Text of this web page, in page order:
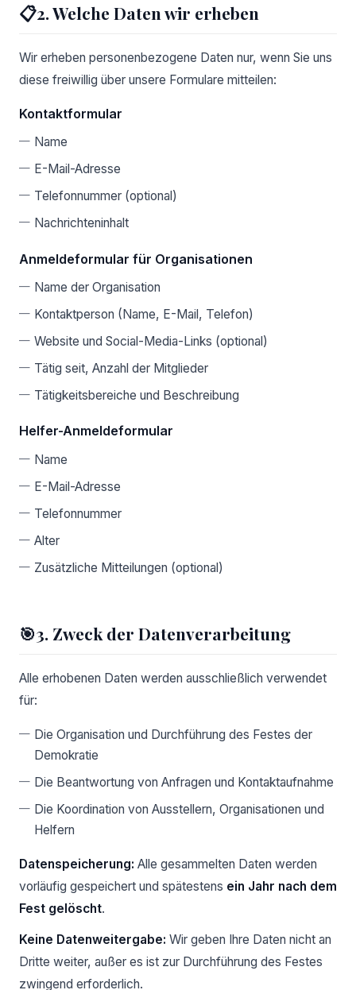
📋2. Welche Daten wir erheben
Wir erheben personenbezogene Daten nur, wenn Sie uns
diese freiwillig über unsere Formulare mitteilen:
Kontaktformular
Name
E-Mail-Adresse
Telefonnummer (optional)
Nachrichteninhalt
Anmeldeformular für Organisationen
Name der Organisation
Kontaktperson (Name, E-Mail, Telefon)
Website und Social-Media-Links (optional)
Tätig seit, Anzahl der Mitglieder
Tätigkeitsbereiche und Beschreibung
Helfer-Anmeldeformular
Name
E-Mail-Adresse
Telefonnummer
Alter
Zusätzliche Mitteilungen (optional)
🎯3. Zweck der Datenverarbeitung
Alle erhobenen Daten werden ausschließlich verwendet
für:
Die Organisation und Durchführung des Festes der
Demokratie
Die Beantwortung von Anfragen und Kontaktaufnahme
Die Koordination von Ausstellern, Organisationen und
Helfern
Datenspeicherung: Alle gesammelten Daten werden
vorläufig gespeichert und spätestens ein Jahr nach dem
Fest gelöscht.
Keine Datenweitergabe: Wir geben Ihre Daten nicht an
Dritte weiter, außer es ist zur Durchführung des Festes
zwingend erforderlich.